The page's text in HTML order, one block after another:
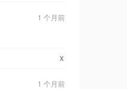
1 个月前
x
1 个月前